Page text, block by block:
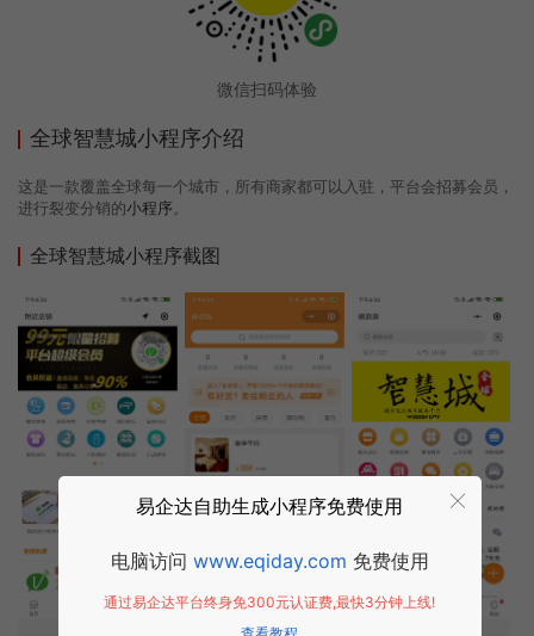
微信扫码体验
全球智慧城小程序介绍
这是一款覆盖全球每一个城市，所有商家都可以入驻，平台会招募会员，
进行裂变分销的小程序。
全球智慧城小程序截图
易企达自助生成小程序免费使用
电脑访问 www.eqiday.com 免费使用
通过易企达平台终身免300元认证费,最快3分钟上线!